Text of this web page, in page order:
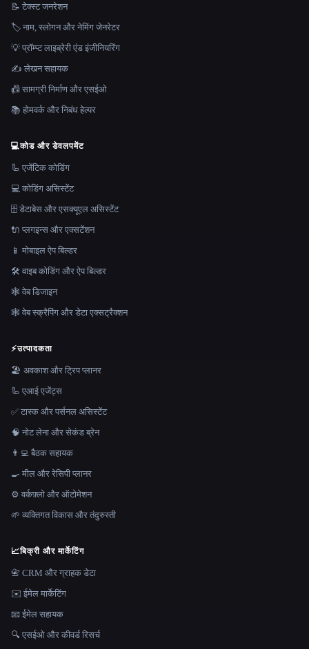
📝 टेक्स्ट जनरेशन
🏷️ नाम, स्लोगन और नेमिंग जेनरेटर
💡 प्रॉम्प्ट लाइब्रेरी एंड इंजीनियरिंग
✍️ लेखन सहायक
📠 सामग्री निर्माण और एसईओ
📚 होमवर्क और निबंध हेल्पर
💻कोड और डेवलपमेंट
🦾 एजेंटिक कोडिंग
💻 कोडिंग असिस्टेंट
🗄️ डेटाबेस और एसक्यूएल असिस्टेंट
🔌 प्लगइन्स और एक्सटेंशन
📱 मोबाइल ऐप बिल्डर
🛠️ वाइब कोडिंग और ऐप बिल्डर
🕸 वेब डिजाइन
🕸️ वेब स्क्रैपिंग और डेटा एक्सट्रैक्शन
⚡उत्पादकता
🏖 अवकाश और ट्रिप प्लानर
🦾 एआई एजेंट्स
✅ टास्क और पर्सनल असिस्टेंट
🧠 नोट लेना और सेकंड ब्रेन
👨‍💻 बैठक सहायक
🍳 मील और रेसिपी प्लानर
⚙️ वर्कफ़्लो और ऑटोमेशन
🌱 व्यक्तिगत विकास और तंदुरुस्ती
📈बिक्री और मार्केटिंग
📇 CRM और ग्राहक डेटा
✉️ ईमेल मार्केटिंग
📧 ईमेल सहायक
🔍 एसईओ और कीवर्ड रिसर्च